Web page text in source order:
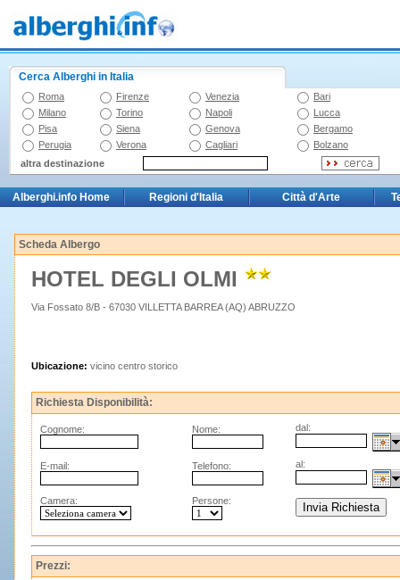
Cerca Alberghi in Italia
Roma Firenze Venezia
Bari
Milano
Torino Napoli
Lucca
Pisa
Siena Genova
Bergamo
Perugia
Verona Cagliari
Bolzano
altra destinazione
Alberghi.info Home Regioni d'Italia Città d'Arte
Scheda Albergo
HOTEL DEGLI OLMI
Via Fossato 8/B - 67030 VILLETTA BARREA (AQ) ABRUZZO
Ubicazione: vicino centro storico
Richiesta Disponibilità:
Cognome: Nome: dal:
E-mail: Telefono: al:
Camera: Persone:
Prezzi: